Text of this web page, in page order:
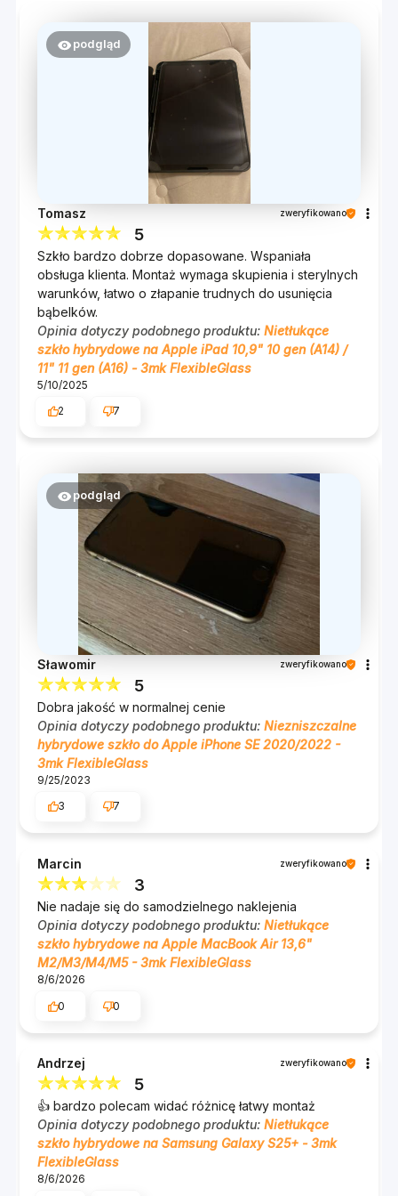
Na straży Twojego
bezpieczeństwa
FlexibleGlass™ chroni nie tylko ekran Twojego
smartfona, ale dba również o Twoje
bezpieczeństwo. Specjalna powłoka
antybakteryjna, w którą wyposażony jest Flex,
zapewnia ochronę przed wirusami i bakteriami.
Ekran smartfona dotykamy codziennie
kilkadziesiąt razy. Warto zatem pomyśleć nie tylko
o bezpieczeństwie naszego urządzenia, ale również
o bezpieczeństwie nas samych.
Załóż na ekran naszą niezawodną hybrydę i
zapomnij o jakichkolwiek zagrożeniach czyhających
na Ciebie, przy okazji korzystania ze smartfona!
Błyskawiczna reakcja na
dotyk
Nic tak nie irytuje, jak nieresponsywny ekran.
Dlatego zadbaliśmy, aby FlexibleGlass™
perfekcyjnie reagowało na dotyk palca. Jeśli lubisz
grać na telefonie, to postaw na naszą hybrydę.
Gwarantujemy, że Cię nie zawiedzie.
Dotyk i akcja. Co więcej, dzięki warstwie olefobowej
wyświetlacz jest chroniony przed zabrudzeniami.
Przyklej Flexa i ciesz się wysoko responsywnym i
czystym ekranem!
Zestaw zawiera
1 szt. FlexibleGlass™ na ekran,
naklejki Fit-In™ - ułatwiające
listki Dust-Fix™ - pomagające usunąć
drobiny kurzu,
Anti-Bubble Card™ - do usuwania
bąbelków powietrza,
podgląd
Tomasz zweryfikowano
5
Szkło bardzo dobrze dopasowane. Wspaniała
obsługa klienta. Montaż wymaga skupienia i sterylnych
warunków, łatwo o złapanie trudnych do usunięcia
bąbelków.
Opinia dotyczy podobnego produktu: Nietłukące
szkło hybrydowe na Apple iPad 10,9" 10 gen (A14) /
11" 11 gen (A16) - 3mk FlexibleGlass
5/10/2025
2
7
podgląd
Sławomir zweryfikowano
5
Dobra jakość w normalnej cenie
Opinia dotyczy podobnego produktu: Niezniszczalne
hybrydowe szkło do Apple iPhone SE 2020/2022 -
3mk FlexibleGlass
9/25/2023
3
7
Marcin zweryfikowano
3
Nie nadaje się do samodzielnego naklejenia
Opinia dotyczy podobnego produktu: Nietłukące
szkło hybrydowe na Apple MacBook Air 13,6"
M2/M3/M4/M5 - 3mk FlexibleGlass
8/6/2026
0
0
Andrzej zweryfikowano
5
👍️ bardzo polecam widać różnicę łatwy montaż
Opinia dotyczy podobnego produktu: Nietłukące
szkło hybrydowe na Samsung Galaxy S25+ - 3mk
FlexibleGlass
8/6/2026